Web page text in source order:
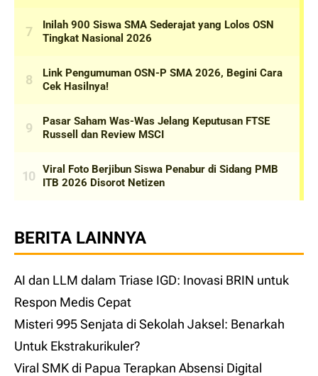
BERITA LAINNYA
AI dan LLM dalam Triase IGD: Inovasi BRIN untuk
Respon Medis Cepat
Misteri 995 Senjata di Sekolah Jaksel: Benarkah
Untuk Ekstrakurikuler?
Viral SMK di Papua Terapkan Absensi Digital